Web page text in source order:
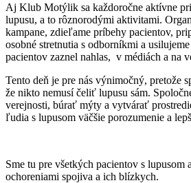
Aj Klub Motýlik sa každoročne aktívne
lupusu, a to rôznorodými aktivitami.
kampane, zdieľame príbehy pacientov,
osobné stretnutia s odborníkmi a
pacientov zaznel nahlas, v médiách a na
Tento deň je pre nás výnimočný, pretože
že nikto nemusí čeliť lupusu sám.
verejnosti, búrať mýty a vytvárať
ľudia s lupusom väčšie porozumenie a
Sme tu pre všetkých pacientov s lupusom
ochoreniami spojiva a ich blízkych.